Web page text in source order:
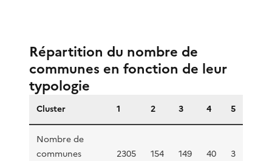
Répartition du nombre de
communes en fonction de leur
typologie
Cluster 1 2 3 4 5
Nombre de
communes
2305 154 149 40 3